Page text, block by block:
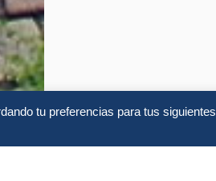
tu preferencias para tus siguientes